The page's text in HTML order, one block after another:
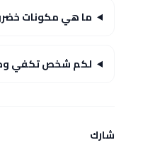
ما هي مكونات
لكم شخص تكفي
شارك